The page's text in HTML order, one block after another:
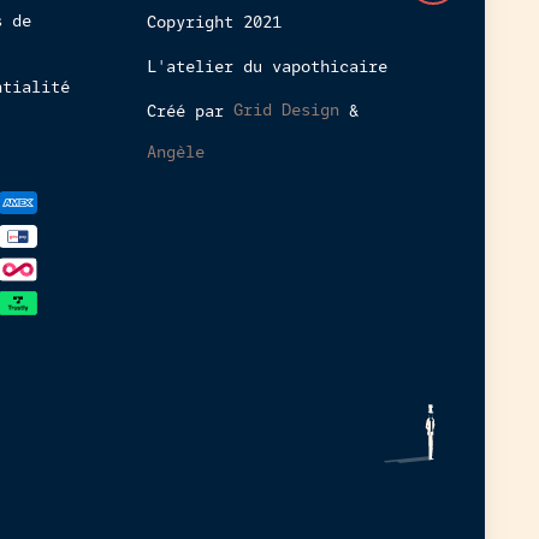
de
Copyright 2021
L'atelier du vapothicaire
Créé parGrid Design &
Angèle